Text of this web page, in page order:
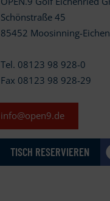
Schönstraße 45
85452 Moosinning-
Tel. 08123 98 928-0
Fax 08123 98 928-29
info@open9.de
TISCH RESERVIEREN